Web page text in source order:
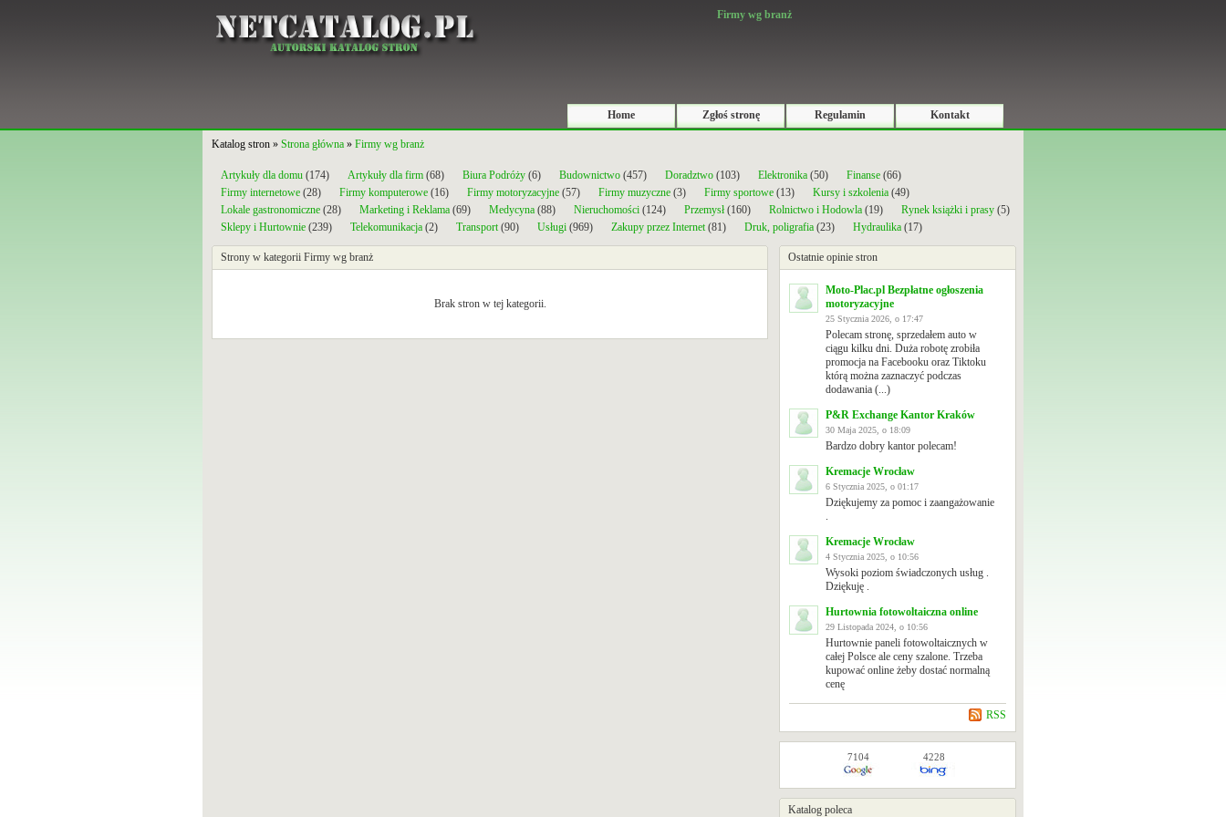
Firmy wg branż
Home Zgłoś stronę Regulamin Kontakt
Katalog stron » Strona główna » Firmy wg branż
Artykuły dla domu (174) Artykuły dla firm (68) Biura Podróży (6) Budownictwo (457) Doradztwo (103) Elektronika (50) Finanse (66)
Firmy internetowe (28) Firmy komputerowe (16) Firmy motoryzacyjne (57) Firmy muzyczne (3) Firmy sportowe (13) Kursy i szkolenia (49)
Lokale gastronomiczne (28) Marketing i Reklama (69) Medycyna (88) Nieruchomości (124) Przemysł(160) Rolnictwo i Hodowla (19) Rynek książki i prasy (5)
Sklepy i Hurtownie (239) Telekomunikacja (2) Transport(90) Usługi (969) Zakupy przez Internet(81) Druk, poligrafia (23) Hydraulika (17)
Strony w kategorii Firmy wg branż
Brak stron w tej kategorii.
Ostatnie opinie stron
Moto-Plac.pl Bezpłatne ogłoszenia
motoryzacyjne
25 Stycznia 2026, o 17:47
Polecam stronę, sprzedałem auto w
ciągu kilku dni. Duża robotę zrobiła
promocja na Facebooku oraz Tiktoku
którą można zaznaczyć podczas
dodawania (...)
P&R Exchange Kantor Kraków
30 Maja 2025, o 18:09
Bardzo dobry kantor polecam!
Kremacje Wrocław
6 Stycznia 2025, o 01:17
Dziękujemy za pomoc i zaangażowanie
.
Kremacje Wrocław
4 Stycznia 2025, o 10:56
Wysoki poziom świadczonych usług .
Dziękuję .
Hurtownia fotowoltaiczna online
29 Listopada 2024, o 10:56
Hurtownie paneli fotowoltaicznych w
całej Polsce ale ceny szalone. Trzeba
kupować online żeby dostać normalną
cenę
RSS
7104 4228
Katalog poleca